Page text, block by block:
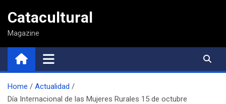
contenido
Catacultural
Magazine
Home
Actualidad
Día Internacional de las Mujeres Rurales 15 de octubre